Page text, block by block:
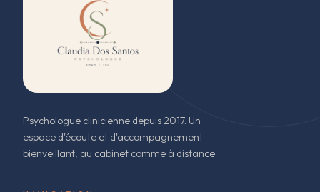
Psychologue clinicienne depuis 2017. Un
espace d'écoute et d'accompagnement
bienveillant, au cabinet comme à distance.